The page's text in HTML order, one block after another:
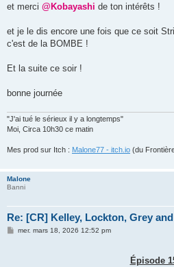
g
et merci @Kobayashi de ton intérêts !
et je le dis encore une fois que ce soit
c'est de la BOMBE !
Et la suite ce soir !
bonne journée
"J'ai tué le sérieux il y a longtemps"
Moi, Circa 10h30 ce matin
Mes prod sur Itch : Malone77 - itch.io (du
Malone
Banni
Re: [CR] Kelley, Lockton, Grey
Mmer. mars 18, 2026 12:52 pm
Épisode